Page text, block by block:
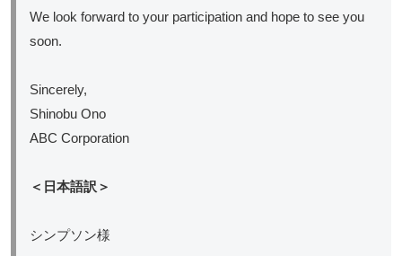
We look forward to your participation and hope to see you
soon.
Sincerely,
Shinobu Ono
ABC Corporation
＜日本語訳＞
シンプソン様